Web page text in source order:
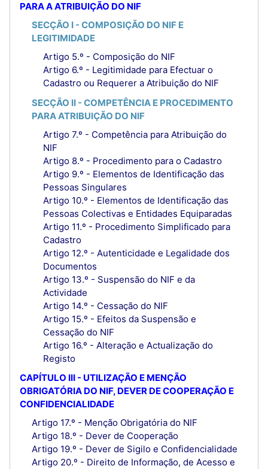
PARA A ATRIBUIÇÃO DO NIF
SECÇÃO I - COMPOSIÇÃO DO NIF E
LEGITIMIDADE
Artigo 5.º - Composição do NIF
Artigo 6.º - Legitimidade para Efectuar o
Cadastro ou Requerer a Atribuição do NIF
SECÇÃO II - COMPETÊNCIA E PROCEDIMENTO
PARA ATRIBUIÇÃO DO NIF
Artigo 7.º - Competência para Atribuição do
NIF
Artigo 8.º - Procedimento para o Cadastro
Artigo 9.º - Elementos de Identificação das
Pessoas Singulares
Artigo 10.º - Elementos de Identificação das
Pessoas Colectivas e Entidades Equiparadas
Artigo 11.º - Procedimento Simplificado para
Cadastro
Artigo 12.º - Autenticidade e Legalidade dos
Documentos
Artigo 13.º - Suspensão do NIF e da
Actividade
Artigo 14.º - Cessação do NIF
Artigo 15.º - Efeitos da Suspensão e
Cessação do NIF
Artigo 16.º - Alteração e Actualização do
Registo
CAPÍTULO III - UTILIZAÇÃO E MENÇÃO
OBRIGATÓRIA DO NIF, DEVER DE COOPERAÇÃO E
CONFIDENCIALIDADE
Artigo 17.º - Menção Obrigatória do NIF
Artigo 18.º - Dever de Cooperação
Artigo 19.º - Dever de Sigilo e Confidencialidade
Artigo 20.º - Direito de Informação, de Acesso e